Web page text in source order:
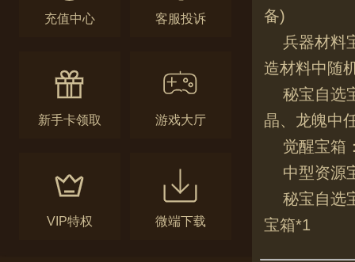
充值中心 客服投诉
新手卡领取 游戏大厅
VIP特权 微端下载
备)
兵器材料
造材料中随
秘宝自选
晶、龙魄中
觉醒宝箱
中型资源
秘宝自选
宝箱*1